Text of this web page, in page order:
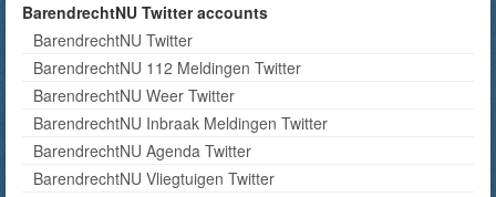
BarendrechtNU Twitter accounts
BarendrechtNU Twitter
BarendrechtNU 112 Meldingen Twitter
BarendrechtNU Weer Twitter
BarendrechtNU Inbraak Meldingen Twitter
BarendrechtNU Agenda Twitter
BarendrechtNU Vliegtuigen Twitter